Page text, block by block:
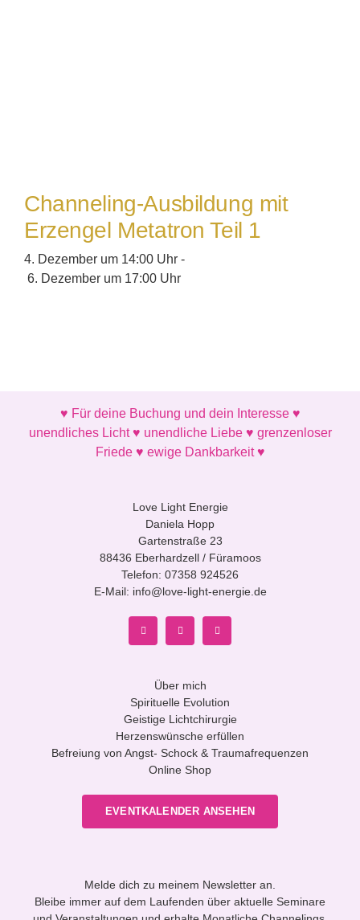
Channeling-Ausbildung mit
Erzengel Metatron Teil 1
4. Dezember um 14:00 Uhr -
6. Dezember um 17:00 Uhr
♥ Für deine Buchung und dein Interesse ♥
unendliches Licht ♥ unendliche Liebe ♥ grenzenloser
Friede ♥ ewige Dankbarkeit ♥
Love Light Energie
Daniela Hopp
Gartenstraße 23
88436 Eberhardzell / Füramoos
Telefon: 07358 924526
E-Mail: info@love-light-energie.de
Über mich
Spirituelle Evolution
Geistige Lichtchirurgie
Herzenswünsche erfüllen
Befreiung von Angst- Schock & Traumafrequenzen
Online Shop
EVENTKALENDER ANSEHEN
Melde dich zu meinem Newsletter an.
Bleibe immer auf dem Laufenden über aktuelle Seminare